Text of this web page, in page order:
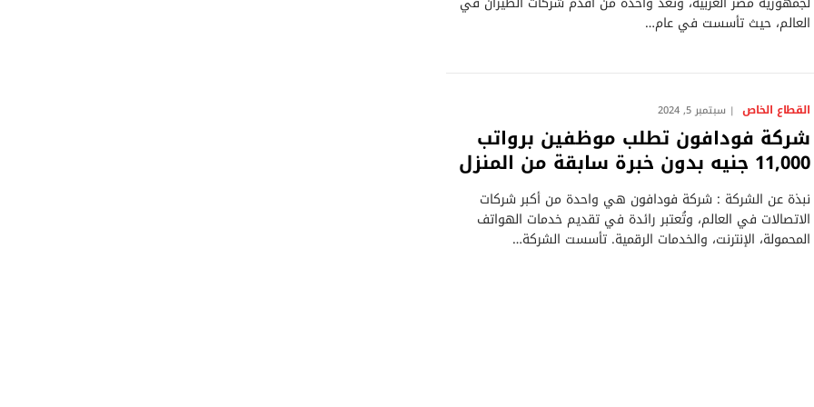
العالم، حيث تأسست في عام…
القطاع الخاص سبتمبر 5, 2024
شركة فودافون تطلب موظفين برواتب
11,000 جنيه بدون خبرة سابقة من المنزل
نبذة عن الشركة : شركة فودافون هي واحدة من أكبر شركات
الاتصالات في العالم، وتُعتبر رائدة في تقديم خدمات الهواتف
المحمولة، الإنترنت، والخدمات الرقمية. تأسست الشركة…